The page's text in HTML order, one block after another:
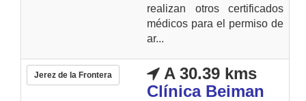
realizan otros certificados
médicos para el permiso de
ar...
Jerez de la Frontera
A 30.39 kms
Clínica Beiman